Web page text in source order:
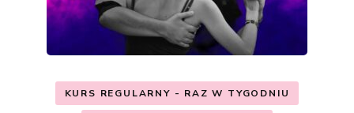
KURS REGULARNY - RAZ W TYGODNIU